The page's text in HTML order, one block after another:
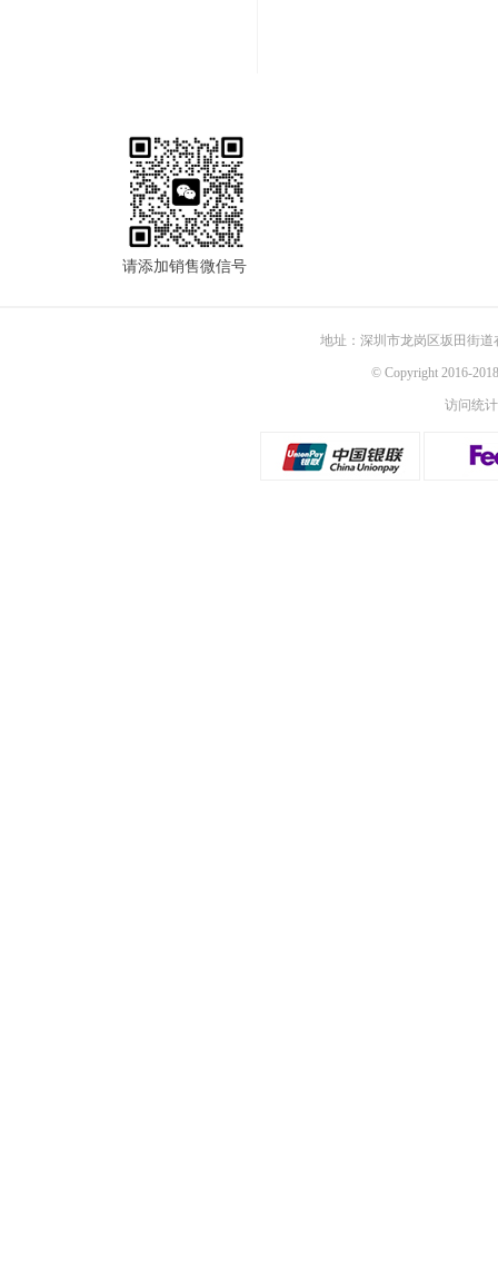
请添加销售微信号
地址：深圳市龙岗区坂田街
© Copyright 2016-
访问统